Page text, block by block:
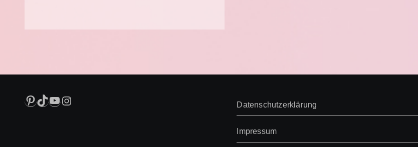
Pinterest
TikTok
YouTube
Instagram Datenschutzerklärung
Impressum